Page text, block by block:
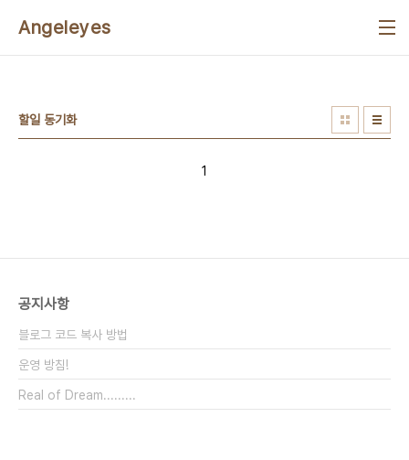
Angeleyes
할일 동기화
1
공지사항
블로그 코드 복사 방법
운영 방침!
Real of Dream.........